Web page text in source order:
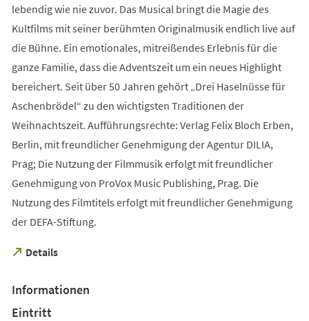
lebendig wie nie zuvor. Das Musical bringt die Magie des
Kultfilms mit seiner berühmten Originalmusik endlich live auf
die Bühne. Ein emotionales, mitreißendes Erlebnis für die
ganze Familie, dass die Adventszeit um ein neues Highlight
bereichert. Seit über 50 Jahren gehört „Drei Haselnüsse für
Aschenbrödel“ zu den wichtigsten Traditionen der
Weihnachtszeit. Aufführungsrechte: Verlag Felix Bloch Erben,
Berlin, mit freundlicher Genehmigung der Agentur DILIA,
Prag; Die Nutzung der Filmmusik erfolgt mit freundlicher
Genehmigung von ProVox Music Publishing, Prag. Die
Nutzung des Filmtitels erfolgt mit freundlicher Genehmigung
der DEFA-Stiftung.
Details
(Öffnet
neuen
Tab)
Informationen
Eintritt